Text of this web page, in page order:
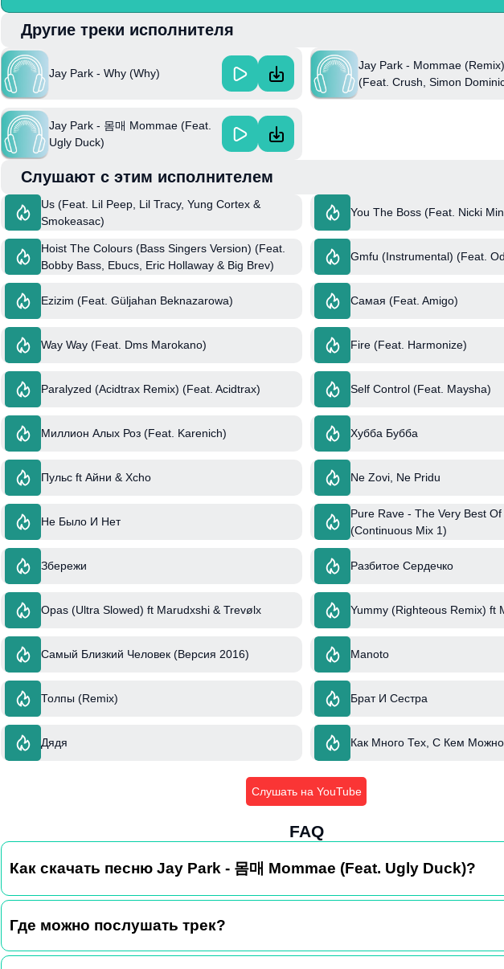
быстро оказался на пике популярности как сольный исполнитель и продюсер, завоевав
миру.
Другие треки исполнителя
Jay Park - Why (Why)
Jay Park - Mommae (Remix)
(Feat. Crush, Simon
Jay Park - 몸매 Mommae (Feat.
Ugly Duck)
Слушают с этим исполнителем
Us (Feat. Lil Peep, Lil Tracy, Yung Cortex &
Smokeasac)
You The Boss (Feat. Nicki
Hoist The Colours (Bass Singers Version) (Feat.
Bobby Bass, Ebucs, Eric Hollaway & Big Brev)
Gmfu (Instrumental) (Feat.
Ezizim (Feat. Güljahan Beknazarowa) Самая (Feat. Amigo)
Way Way (Feat. Dms Marokano) Fire (Feat. Harmonize)
Paralyzed (Acidtrax Remix) (Feat. Acidtrax) Self Control (Feat. Maysha)
Миллион Алых Роз (Feat. Karenich) Хубба Бубба
Пульс ft Айни & Xcho Ne Zovi, Ne Pridu
Не Было И Нет
Pure Rave - The Very Best
(Continuous Mix 1)
Збережи Разбитое Сердечко
Opas (Ultra Slowed) ft Marudxshi & Trevølx Yummy (Righteous Remix) ft
Самый Близкий Человек (Версия 2016) Manoto
Толпы (Remix) Брат И Сестра
Дядя Как Много Тех, С Кем
Слушать на YouTube
FAQ
Как скачать песню Jay Park - 몸매 Mommae (Feat. Ugly Duck)?
Где можно послушать трек?